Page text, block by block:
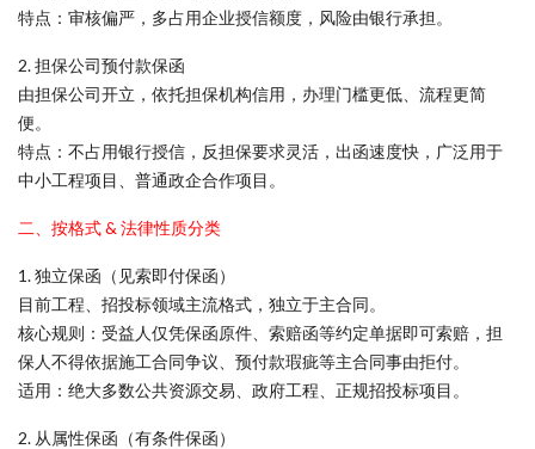
特点：审核偏严，多占用企业授信额度，风险由银行承担。
2. 担保公司预付款保函
由担保公司开立，依托担保机构信用，办理门槛更低、流程更简
便。
特点：不占用银行授信，反担保要求灵活，出函速度快，广泛用于
中小工程项目、普通政企合作项目。
二、按格式 & 法律性质分类
1. 独立保函（见索即付保函）
目前工程、招投标领域主流格式，独立于主合同。
核心规则：受益人仅凭保函原件、索赔函等约定单据即可索赔，担
保人不得依据施工合同争议、预付款瑕疵等主合同事由拒付。
适用：绝大多数公共资源交易、政府工程、正规招投标项目。
2. 从属性保函（有条件保函）